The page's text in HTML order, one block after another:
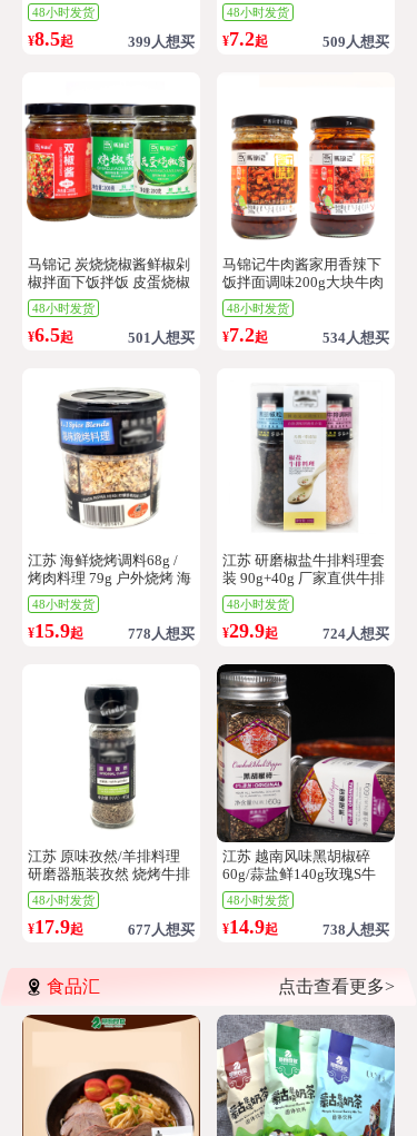
48小时发货
¥8.5起 399人想买
火锅蘸料调味酱料拌饭佐
料 200g
48小时发货
¥7.2起 509人想买
马锦记 炭烧烧椒酱鲜椒剁
椒拌面下饭拌饭 皮蛋烧椒
酱 香辣双椒酱下饭菜 解腻
蘸酱200g
48小时发货
¥6.5起 501人想买
马锦记牛肉酱家用香辣下
饭拌面调味200g大块牛肉
肉酱辣椒酱
48小时发货
¥7.2起 534人想买
江苏 海鲜烧烤调料68g /
烤肉料理 79g 户外烧烤 海
味烤鱼贝类调味料撒料
【产地直发 只卖正品】
48小时发货
¥15.9起 778人想买
江苏 研磨椒盐牛排料理套
装 90g+40g 厂家直供牛排
意面烧烤西餐咖啡厅健身
调料【产地直发 只卖正
品】
48小时发货
¥29.9起 724人想买
江苏 原味孜然/羊排料理
研磨器瓶装孜然 烧烤牛排
西餐 意面羊肉串香料调料
调味品【产地直发 只卖正
品】
48小时发货
¥17.9起 677人想买
江苏 越南风味黑胡椒碎
60g/蒜盐鲜140g玫瑰S牛
排意面烧烤沙拉炒菜炖汤
中西餐复合调味料【产地
直发 只卖正品】
48小时发货
¥14.9起 738人想买
食品汇 点击查看更多>